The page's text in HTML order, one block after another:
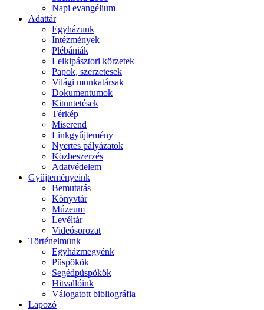
Napi evangélium
Adattár
Egyházunk
Intézmények
Plébániák
Lelkipásztori körzetek
Papok, szerzetesek
Világi munkatársak
Dokumentumok
Kitüntetések
Térkép
Miserend
Linkgyűjtemény
Nyertes pályázatok
Közbeszerzés
Adatvédelem
Gyűjteményeink
Bemutatás
Könyvtár
Múzeum
Levéltár
Videósorozat
Történelmünk
Egyházmegyénk
Püspökök
Segédpüspökök
Hitvallóink
Válogatott bibliográfia
Lapozó